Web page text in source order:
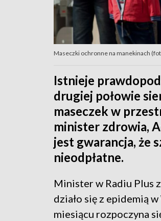
Maseczki ochronne na manekinach
Istnieje
drugiej połowie
maseczek w
minister zdrowia,
jest gwarancja, że
nieodpłatne.
Minister w Radiu Plus
działo się z epidemią
miesiącu rozpoczyna